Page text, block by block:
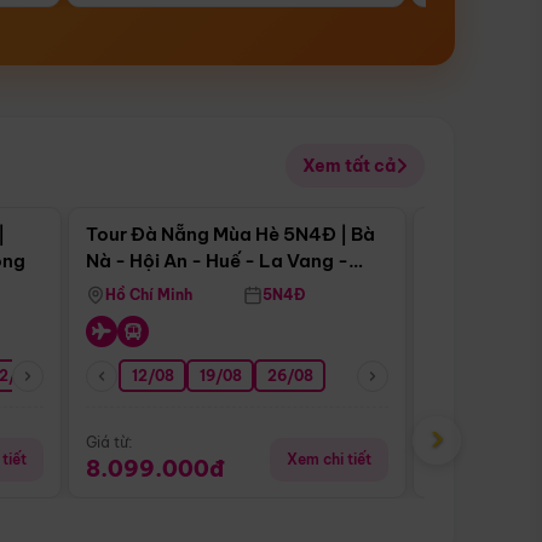
Xem tất cả
08 26/08 05/09 09/09 12/09
tiết
Điểm nổi bật
Tour Đà Nẵng Mùa Hè 5N4Đ | Bà
Nà - Hội An - Huế - La Vang -
Động Thiên Đường
Hồ Chí Minh 5N4Đ
12/08 19/08 26/08
Giá từ:
8.099.000đ Xem chi tiết
Giá từ:
›